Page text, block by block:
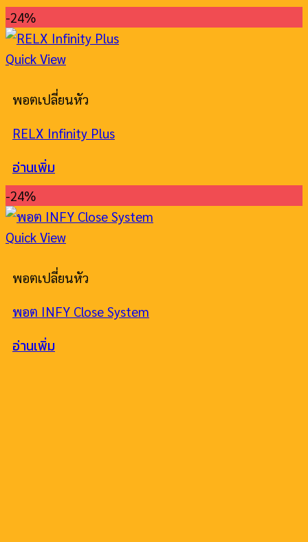
-24%
Quick View
พอตเปลี่ยนหัว
RELX Infinity Plus
อ่านเพิ่ม
-24%
Quick View
พอตเปลี่ยนหัว
พอต INFY Close System
อ่านเพิ่ม